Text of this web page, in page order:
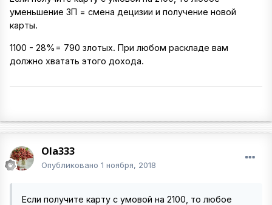
уменьшение ЗП = смена децизии и получение новой
карты.
1100 - 28%= 790 злотых. При любом раскладе вам
должно хватать этого дохода.
Ola333
Опубликовано 1 ноября, 2018
Если получите карту с умовой на 2100, то любое